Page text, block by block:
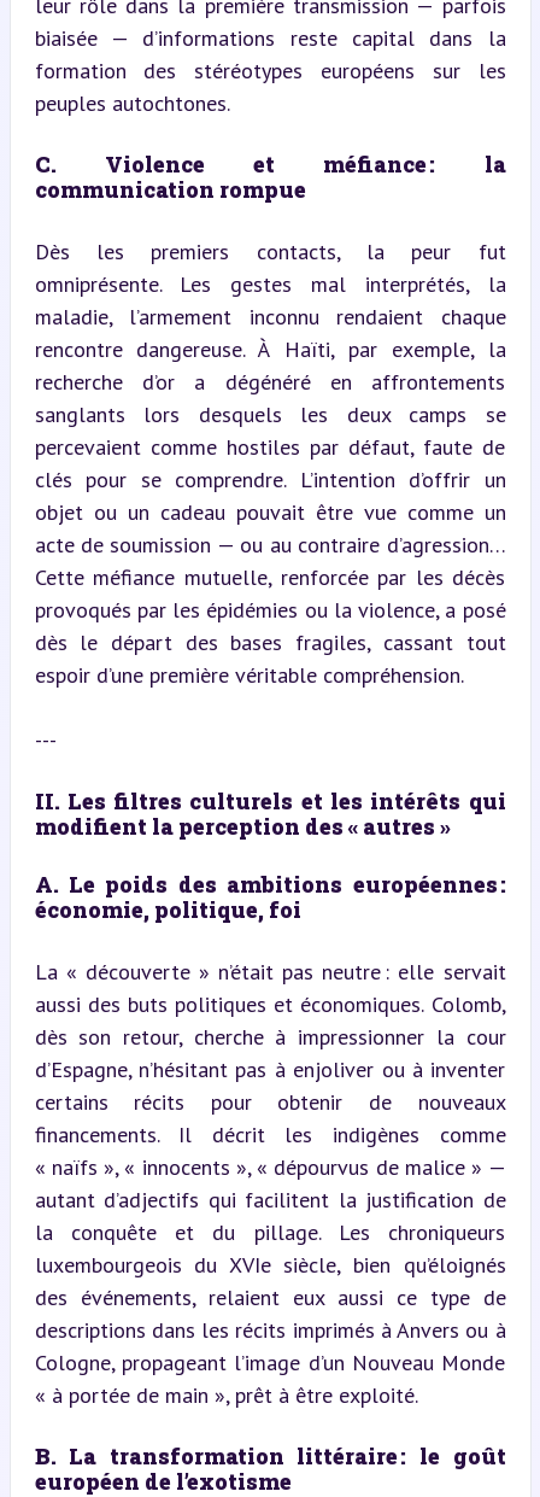
biaisée — d’informations reste capital dans la
formation des stéréotypes européens sur les
peuples autochtones.
C. Violence et méfiance : la
communication rompue
Dès les premiers contacts, la peur fut
omniprésente. Les gestes mal interprétés, la
maladie, l’armement inconnu rendaient chaque
rencontre dangereuse. À Haïti, par exemple, la
recherche d’or a dégénéré en affrontements
sanglants lors desquels les deux camps se
percevaient comme hostiles par défaut, faute de
clés pour se comprendre. L’intention d’offrir un
objet ou un cadeau pouvait être vue comme un
acte de soumission — ou au contraire d’agression…
Cette méfiance mutuelle, renforcée par les décès
provoqués par les épidémies ou la violence, a posé
dès le départ des bases fragiles, cassant tout
espoir d’une première véritable compréhension.
---
II. Les filtres culturels et les intérêts qui
modifient la perception des « autres »
A. Le poids des ambitions européennes :
économie, politique, foi
La « découverte » n’était pas neutre : elle servait
aussi des buts politiques et économiques. Colomb,
dès son retour, cherche à impressionner la cour
d’Espagne, n’hésitant pas à enjoliver ou à inventer
certains récits pour obtenir de nouveaux
financements. Il décrit les indigènes comme
« naïfs », « innocents », « dépourvus de malice » —
autant d’adjectifs qui facilitent la justification de
la conquête et du pillage. Les chroniqueurs
luxembourgeois du XVIe siècle, bien qu’éloignés
des événements, relaient eux aussi ce type de
descriptions dans les récits imprimés à Anvers ou à
Cologne, propageant l’image d’un Nouveau Monde
« à portée de main », prêt à être exploité.
B. La transformation littéraire : le goût
européen de l’exotisme